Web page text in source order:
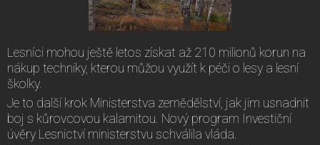
Lesníci mohou ještě letos získat až 210 milionů korun na
nákup techniky, kterou můžou využít k péči o lesy a lesní
školky.
Je to další krok Ministerstva zemědělství, jak jim usnadnit
boj s kůrovcovou kalamitou. Nový program Investiční
úvěry Lesnictví ministerstvu schválila vláda.